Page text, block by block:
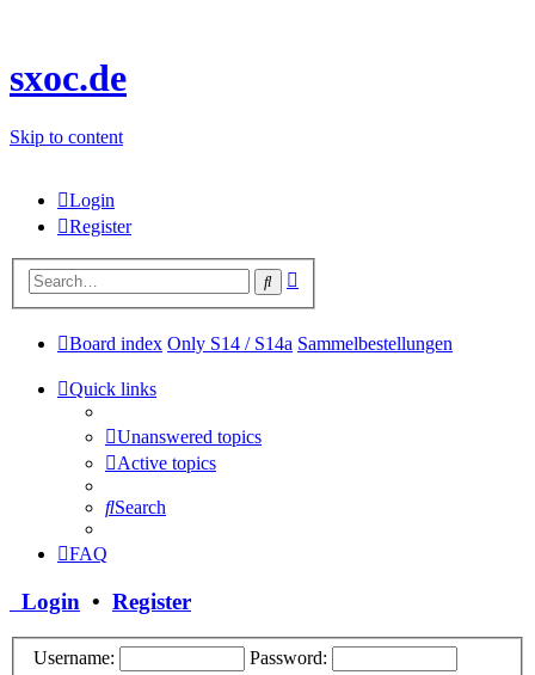
sxoc.de
Skip to content
Login
Register
Search
Board index Only S14 / S14a Sammelbestellungen
Quick links
Unanswered topics
Active topics
Search
FAQ
Login • Register
Username: Password: